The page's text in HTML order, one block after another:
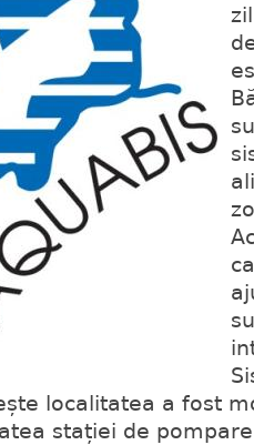
localitatea a fost
stației de